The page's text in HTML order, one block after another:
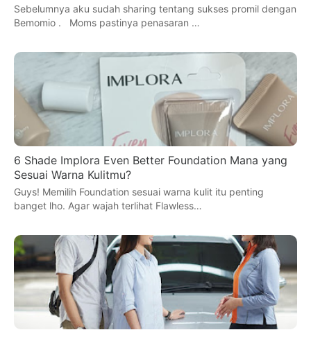
Sebelumnya aku sudah sharing tentang sukses promil dengan
Bemomio . Moms pastinya penasaran …
6 Shade Implora Even Better Foundation Mana yang
Sesuai Warna Kulitmu?
Guys! Memilih Foundation sesuai warna kulit itu penting
banget lho. Agar wajah terlihat Flawless…